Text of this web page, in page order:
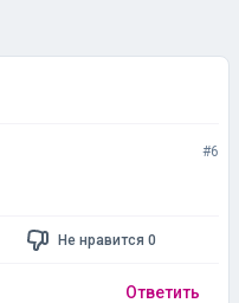
#6
Не нравится 0
Ответить